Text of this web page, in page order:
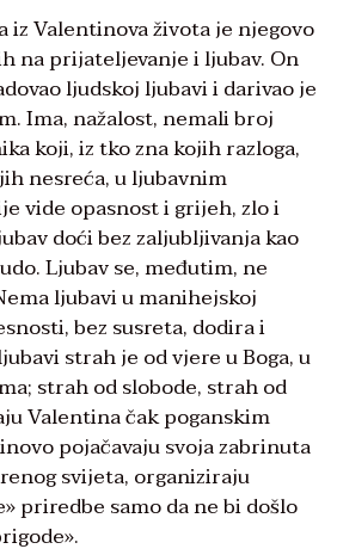
iz Valentinova života je njegovo
na prijateljevanje i ljubav. On
ljudskoj ljubavi i darivao je
Ima, nažalost, nemali broj
koji, iz tko zna kojih razloga,
nesreća, u ljubavnim
vide opasnost i grijeh, zlo i
doći bez zaljubljivanja kao
Ljubav se, međutim, ne
ljubavi u manihejskoj
bez susreta, dodira i
strah je od vjere u Boga, u
strah od slobode, strah od
Valentina čak poganskim
pojačavaju svoja zabrinuta
svijeta, organiziraju
priredbe samo da ne bi došlo